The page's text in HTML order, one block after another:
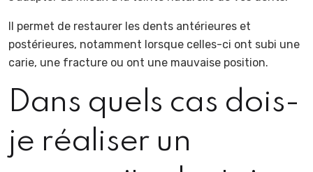
Il permet de restaurer les dents antérieures et
postérieures, notamment lorsque celles-ci ont subi une
carie, une fracture ou ont une mauvaise position.
Dans quels cas dois-
je réaliser un